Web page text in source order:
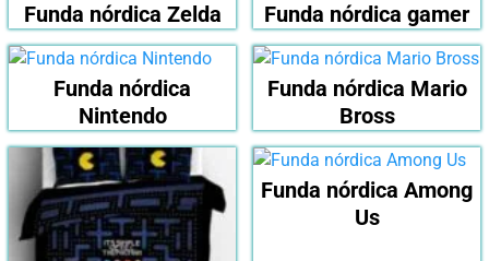
Funda nórdica Zelda Funda nórdica gamer
Funda nórdica
Nintendo
Funda nórdica Mario
Bross
Funda nórdica Among
Us